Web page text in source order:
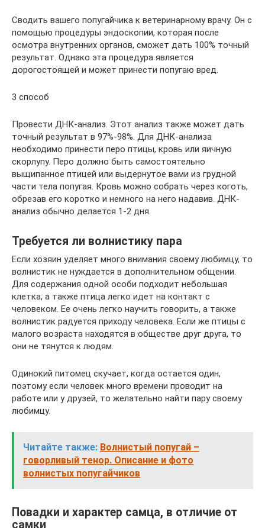
Сводить вашего попугайчика к ветеринарному врачу. Он с
помощью процедуры эндоскопии, которая после
осмотра внутренних органов, сможет дать 100% точный
результат. Однако эта процедура является
дорогостоящей и может принести попугаю вред.
3 способ
Провести ДНК-анализ. Этот анализ также может дать
точный результат в 97%-98%. Для ДНК-анализа
необходимо принести перо птицы, кровь или яичную
скорлупу. Перо должно быть самостоятельно
выщипанное птицей или выдернутое вами из грудной
части тела попугая. Кровь можно собрать через коготь,
обрезав его коротко и немного на него надавив. ДНК-
анализ обычно делается 1-2 дня.
Требуется ли волнистику пара
Если хозяин уделяет много внимания своему любимцу, то
волнистик не нуждается в дополнительном общении.
Для содержания одной особи подходит небольшая
клетка, а также птица легко идет на контакт с
человеком. Ее очень легко научить говорить, а также
волнистик радуется приходу человека. Если же птицы с
малого возраста находятся в обществе друг друга, то
они не тянутся к людям.
Одинокий питомец скучает, когда остается один,
поэтому если человек много времени проводит на
работе или у друзей, то желательно найти пару своему
любимцу.
Читайте также: Волнистый попугай –
говорливый тенор. Описание и фото
волнистых попугайчиков
Повадки и характер самца, в отличие от
самки